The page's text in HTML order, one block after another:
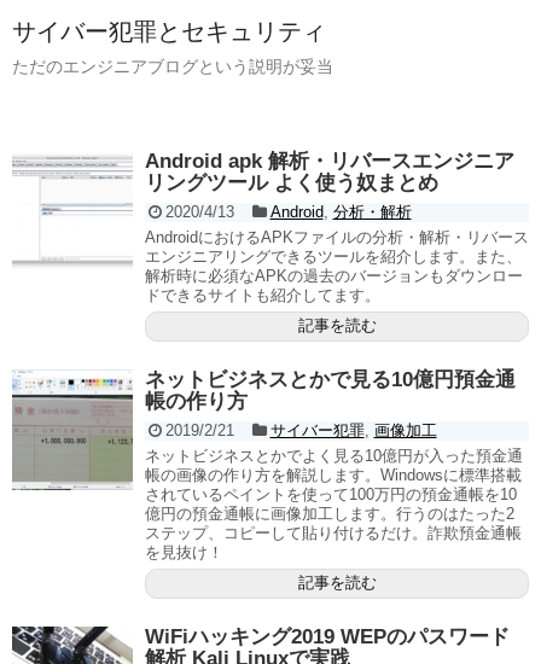
サイバー犯罪とセキュリティ
ただのエンジニアブログという説明が妥当
Android apk 解析・リバースエンジニア
リングツール よく使う奴まとめ
2020/4/13 Android, 分析・解析
AndroidにおけるAPKファイルの分析・解析・リバース
エンジニアリングできるツールを紹介します。また、
解析時に必須なAPKの過去のバージョンもダウンロー
ドできるサイトも紹介してます。
記事を読む
ネットビジネスとかで見る10億円預金通
帳の作り方
2019/2/21 サイバー犯罪, 画像加工
ネットビジネスとかでよく見る10億円が入った預金通
帳の画像の作り方を解説します。Windowsに標準搭載
されているペイントを使って100万円の預金通帳を10
億円の預金通帳に画像加工します。行うのはたった2
ステップ、コピーして貼り付けるだけ。詐欺預金通帳
を見抜け！
記事を読む
WiFiハッキング2019 WEPのパスワード
解析 Kali Linuxで実践